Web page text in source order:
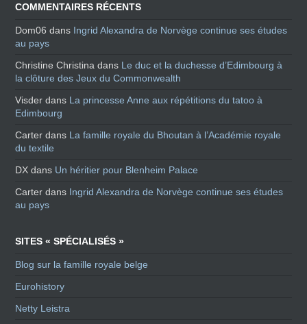
COMMENTAIRES RÉCENTS
Dom06 dans Ingrid Alexandra de Norvège continue ses études
au pays
Christine Christina dans Le duc et la duchesse d’Edimbourg à
la clôture des Jeux du Commonwealth
Visder dans La princesse Anne aux répétitions du tatoo à
Edimbourg
Carter dans La famille royale du Bhoutan à l’Académie royale
du textile
DX dans Un héritier pour Blenheim Palace
Carter dans Ingrid Alexandra de Norvège continue ses études
au pays
SITES « SPÉCIALISÉS »
Blog sur la famille royale belge
Eurohistory
Netty Leistra